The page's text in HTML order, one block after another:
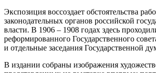
Экспозиция воссоздает обстоятельства
законодательных органов российской
власти. В 1906 – 1908 годах здесь
реформированного Государственного
и отдельные заседания Государственной
В издании собраны изображения